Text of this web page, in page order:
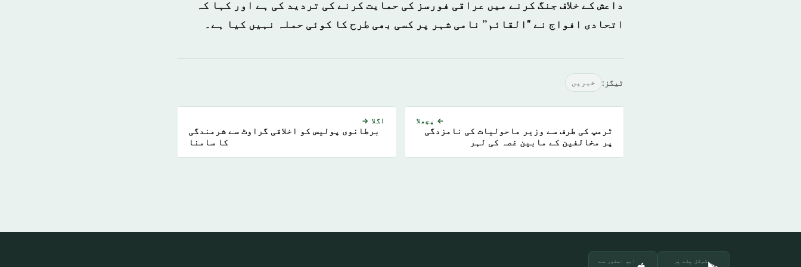
داعش کے خلاف جنگ کرنے میں عراقی فورسز کی حمایت کرنے کی تردید کی ہے اور کہا کہ
اتحادی افواج نے "القائم” نامی شہر پر کسی بھی طرح کا کوئی حملہ نہیں کیا ہے۔
ٹیگز: خبريں
← پچھلا
ٹرمپ کی طرف سے وزیر ماحولیات کی نامزدگی
پر مخالفین کے مابین غصہ کی لہر
اگلا →
برطانوی پولیس کو اخلاقی گراوٹ سے شرمندگی
کا سامنا
گوگل پلے پر ایپ اسٹور سے